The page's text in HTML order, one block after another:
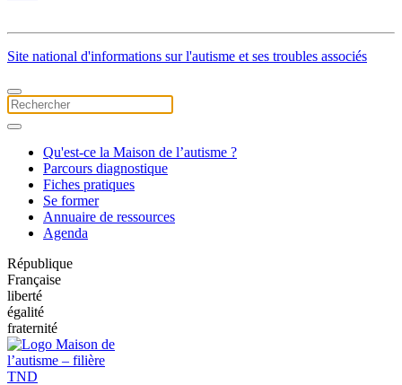
Site national d'informations sur l'autisme et ses troubles associés
Qu'est-ce la Maison de l’autisme ?
Parcours diagnostique
Fiches pratiques
Se former
Annuaire de ressources
Agenda
République
Française
liberté
égalité
fraternité